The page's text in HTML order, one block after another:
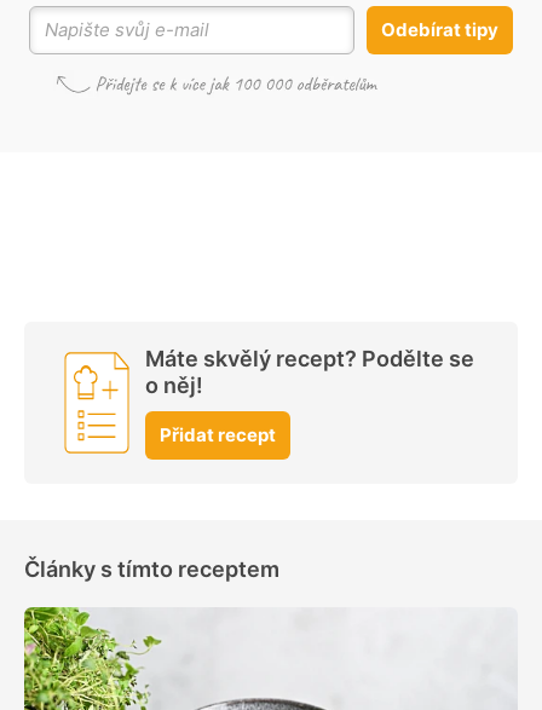
Odebírat tipy
Máte skvělý recept? Podělte se
o něj!
Přidat recept
Články s tímto receptem